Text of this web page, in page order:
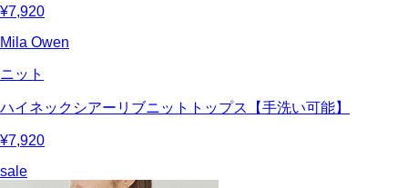
¥7,920
Mila Owen
ニット
ハイネックシアーリブニットトップス【手洗い可能】
¥7,920
sale